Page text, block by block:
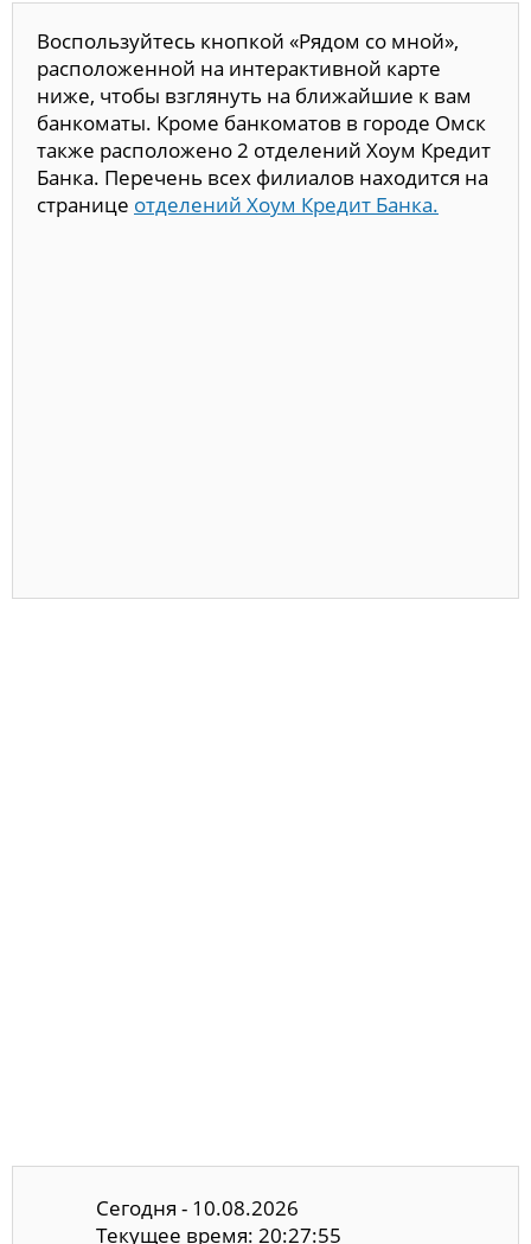
Воспользуйтесь кнопкой «Рядом со мной»,
расположенной на интерактивной карте
ниже, чтобы взглянуть на ближайшие к вам
банкоматы. Кроме банкоматов в городе Омск
также расположено 2 отделений Хоум Кредит
Банка. Перечень всех филиалов находится на
странице отделений Хоум Кредит Банка.
Сегодня - 10.08.2026
Текущее время: 20:27:55